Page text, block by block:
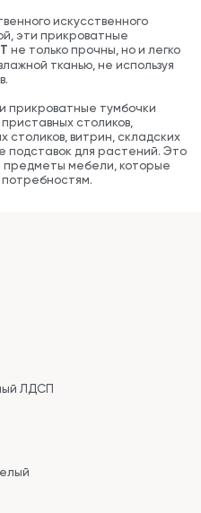
искусственного
эти прикроватные
не только прочны, но и легко
тканью, не используя
прикроватные тумбочки
столиков,
столиков, витрин, складских
подставок для растений. Это
предметы мебели, которые
ЛДСП